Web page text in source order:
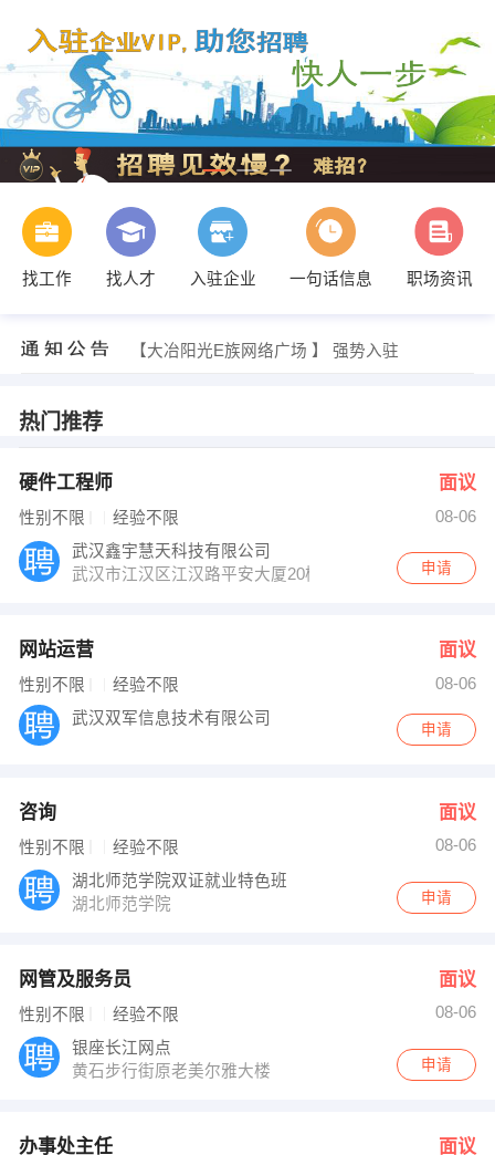
找工作 找人才 入驻企业 一句话信息
职场资讯
【大冶阳光E族网络广场 】 强势入驻
严小姐 发布 [办事处主任 ] 招聘信息
【山西傅山药业黄石办事处 】 强势入驻
热门推荐
硬件工程师 面议
性别不限 经验不限
08-06
武汉鑫宇慧天科技有限公司
武汉市江汉区江汉路平安大厦20楼2012B
申请
网站运营 面议
性别不限 经验不限
08-06
武汉双军信息技术有限公司
申请
咨询 面议
性别不限 经验不限
08-06
湖北师范学院双证就业特色班
湖北师范学院
申请
网管及服务员 面议
性别不限 经验不限
08-06
银座长江网点
黄石步行街原老美尔雅大楼
申请
办事处主任 面议